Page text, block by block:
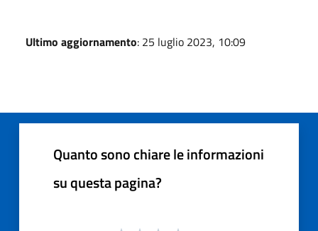
Ultimo aggiornamento: 25 luglio 2023, 10:09
Quanto sono chiare le informazioni
su questa pagina?